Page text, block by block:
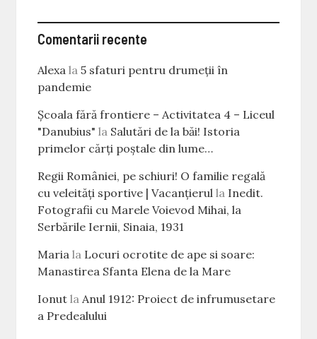
Comentarii recente
Alexa la5 sfaturi pentru drumeții în
pandemie
Școala fără frontiere – Activitatea 4 – Liceul
"Danubius" la Salutări de la băi! Istoria
primelor cărţi poştale din lume…
Regii României, pe schiuri! O familie regală
cu veleităţi sportive | Vacanțierul la Inedit.
Fotografii cu Marele Voievod Mihai, la
Serbările Iernii, Sinaia, 1931
Maria la Locuri ocrotite de ape si soare:
Manastirea Sfanta Elena de la Mare
Ionut la Anul 1912: Proiect de infrumusetare
a Predealului